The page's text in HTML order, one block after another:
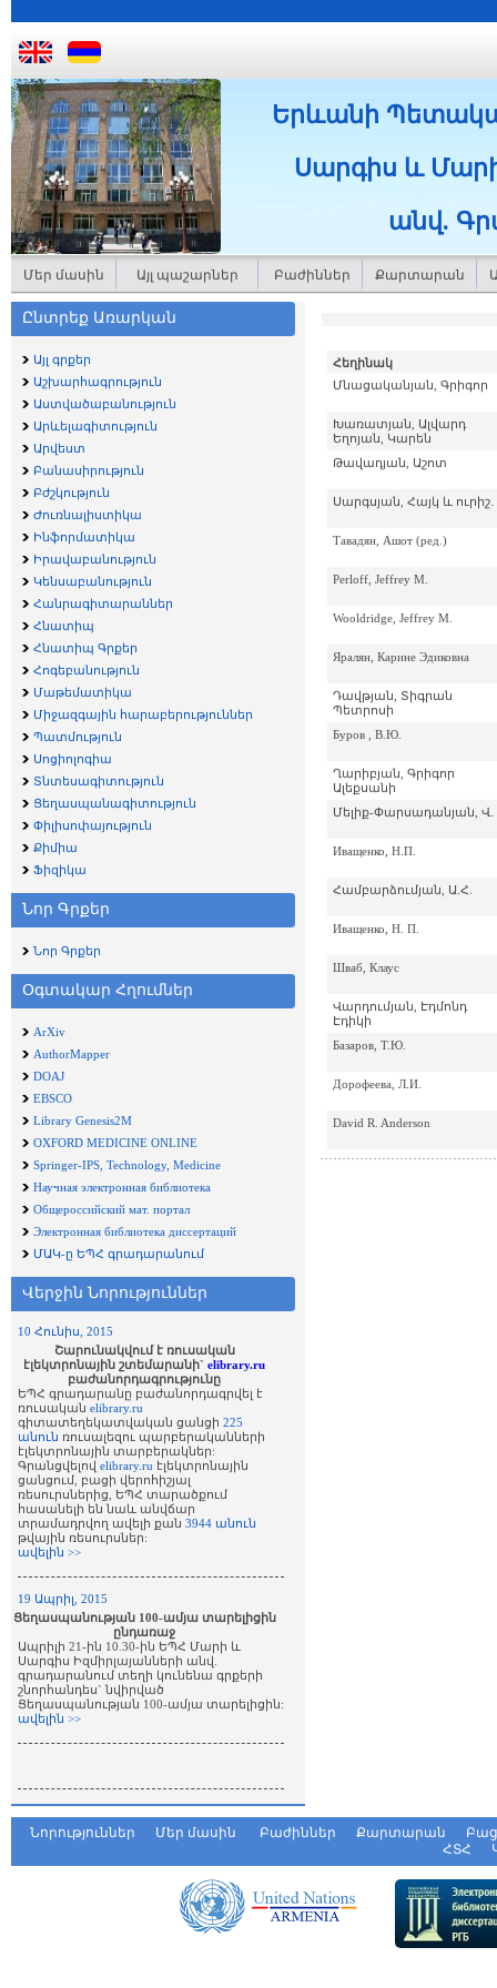
Երևանի
Սարգիս և Մարի
անվ.
Մեր մասին Այլ պաշարներ Բաժիններ Քարտարան
Ընտրեք Առարկան
Այլ գրքեր
Աշխարհագրություն
Աստվածաբանություն
Արևելագիտություն
Արվեստ
Բանասիրություն
Բժշկություն
Ժուռնալիստիկա
Ինֆորմատիկա
Իրավաբանություն
Կենսաբանություն
Հանրագիտարաններ
Հնատիպ
Հնատիպ Գրքեր
Հոգեբանություն
Մաթեմատիկա
Միջազգային հարաբերություններ
Պատմություն
Սոցիոլոգիա
Տնտեսագիտություն
Ցեղասպանագիտություն
Փիլիսոփայություն
Քիմիա
Ֆիզիկա
Նոր Գրքեր
Նոր Գրքեր
Օգտակար Հղումներ
ArXiv
AuthorMapper
DOAJ
EBSCO
Library Genesis2M
OXFORD MEDICINE ONLINE
Springer-IPS, Technology, Medicine
Научная электронная библиотека
Общероссийский мат. портал
Электронная библиотека диссертаций
ՄԱԿ-ը ԵՊՀ գրադարանում
Վերջին Նորություններ
10 Հունիս, 2015
Շարունակվում է ռուսական
էլեկտրոնային շտեմարանի` elibrary.ru
բաժանորդագրությունը
ԵՊՀ գրադարանը բաժանորդագրվել է
ռուսական elibrary.ru
գիտատեղեկատվական ցանցի 225
անուն ռուսալեզու պարբերականների
էլեկտրոնային տարբերակներ:
Գրանցվելով elibrary.ru էլեկտրոնային
ցանցում, բացի վերոհիշյալ
ռեսուրսներից, ԵՊՀ տարածքում
հասանելի են նաև անվճար
տրամադրվող ավելի քան 3944 անուն
թվային ռեսուրսներ:
ավելին >>
19 Ապրիլ, 2015
Ցեղասպանության 100-ամյա տարելիցին
ընդառաջ
Ապրիլի 21-ին 10.30-ին ԵՊՀ Մարի և
Սարգիս Իզմիրլայանների անվ.
գրադարանում տեղի կունենա գրքերի
շնորհանդես` նվիրված
Ցեղասպանության 100-ամյա տարելիցին:
ավելին >>
Հեղինակ
Մնացականյան, Գրիգոր
Խառատյան, Ալվարդ
Եղոյան, Կարեն
Թավադյան, Աշոտ
Սարգսյան, Հայկ և ուրիշ․
Тавадян, Ашот (ред.)
Perloff, Jeffrey M.
Wooldridge, Jeffrey M.
Яралян, Карине Эдиковна
Դավթյան, Տիգրան
Պետրոսի
Буров , В.Ю.
Ղարիբյան, Գրիգոր
Ալեքսանի
Մելիք-Փարսադանյան, Վ․
Иващенко, Н.П.
Համբարձումյան, Ա.Հ.
Иващенко, Н. П.
Шваб, Клаус
Վարդումյան, Էդմոնդ
Էդիկի
Базаров, Т.Ю.
Дорофеева, Л.И.
David R. Anderson
Նորություններ Մեր մասին Բաժիններ Քարտարան
ՀՏՀ